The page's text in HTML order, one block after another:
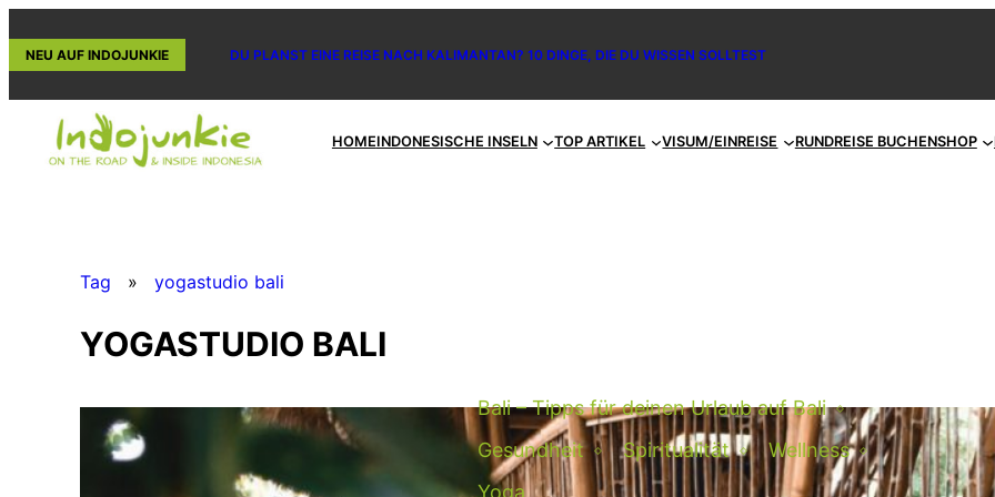
Inhalt
NEU AUF INDOJUNKIE DU PLANST EINE REISE NACH KALIMANTAN? 10 DINGE, DIE DU WISSEN SOLLTEST
HOMEINDONESISCHE INSELN TOP ARTIKEL VISUM/EINREISE RUNDREISE BUCHENSHOP
Tag » yogastudio bali
YOGASTUDIO BALI
Bali – Tipps für deinen Urlaub auf Bali
Gesundheit
Spiritualität
Wellness
Yoga